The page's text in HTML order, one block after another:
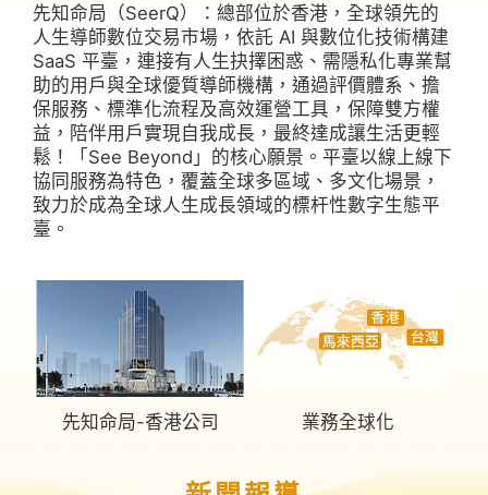
先知命局（SeerQ）：總部位於香港，全球領先的
人生導師數位交易市場，依託 AI 與數位化技術構建
SaaS 平臺，連接有人生抉擇困惑、需隱私化專業幫
助的用戶與全球優質導師機構，通過評價體系、擔
保服務、標準化流程及高效運營工具，保障雙方權
益，陪伴用戶實現自我成長，最終達成讓生活更輕
鬆！「See Beyond」的核心願景。平臺以線上線下
協同服務為特色，覆蓋全球多區域、多文化場景，
致力於成為全球人生成長領域的標杆性數字生態平
臺。
先知命局-香港公司 業務全球化